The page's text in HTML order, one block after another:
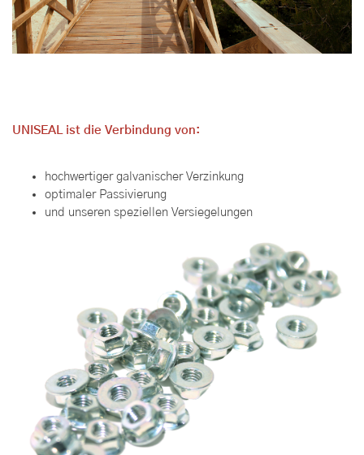
UNISEAList die Verbindung von:
hochwertiger galvanischer Verzinkung
optimaler Passivierung
und unseren speziellen Versiegelungen